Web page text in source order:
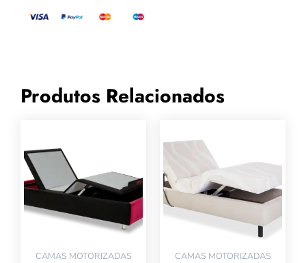
Produtos Relacionados
CAMAS MOTORIZADAS CAMAS MOTORIZADAS